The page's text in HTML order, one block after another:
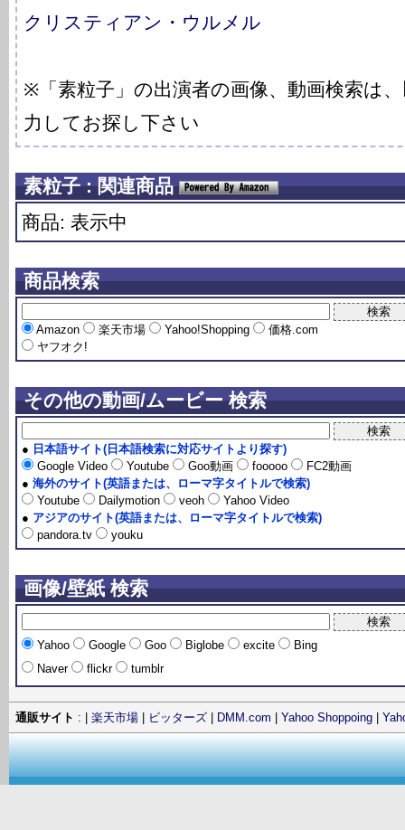
クリスティアン・ウルメル
※「素粒子」の出演者の画像、動画検索は
力してお探し下さい
素粒子 : 関連商品
商品: 表示中
商品検索
Amazon 楽天市場 Yahoo!Shopping
価格.com
ヤフオク!
その他の動画/ムービー 検索
● 日本語サイト(日本語検索に対応サイトより探す)
Google Video
Youtube Goo動画 fooooo
FC2動画
● 海外のサイト(英語または、ローマ字タイトルで検索)
Youtube
Dailymotion veoh
Yahoo Video
● アジアのサイト(英語または、ローマ字タイトルで検索)
pandora.tv
youku
画像/壁紙 検索
Yahoo Google Goo Biglobe excite
Bing
Naver
flickr tumblr
通販サイト : | 楽天市場 ビッターズ DMM.com Yahoo Shoppoing